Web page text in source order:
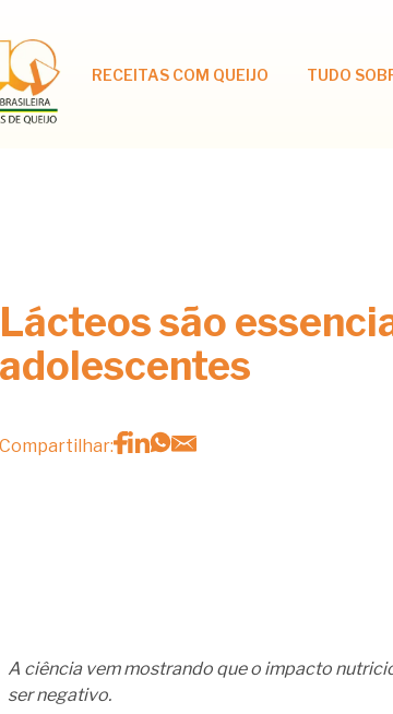
RECEITAS COM QUEIJO TUDO
Lácteos são
adolescentes
Compartilhar:
A ciência vem mostrando que o impacto
ser negativo.